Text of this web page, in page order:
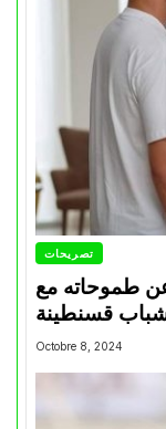
تصريحات
طموحاته مع
شباب قسنطينة
Octobre 8, 2024